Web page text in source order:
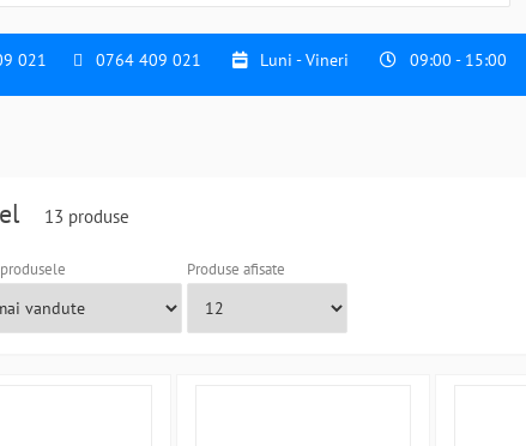
021 0764 409 021 Luni - Vineri 09:00 - 15:00
13 produse
Produse afisate